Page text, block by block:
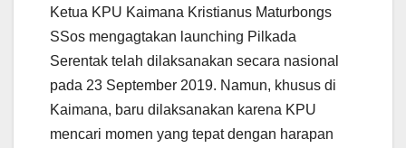
Ketua KPU Kaimana Kristianus Maturbongs
SSos mengagtakan launching Pilkada
Serentak telah dilaksanakan secara nasional
pada 23 September 2019. Namun, khusus di
Kaimana, baru dilaksanakan karena KPU
mencari momen yang tepat dengan harapan